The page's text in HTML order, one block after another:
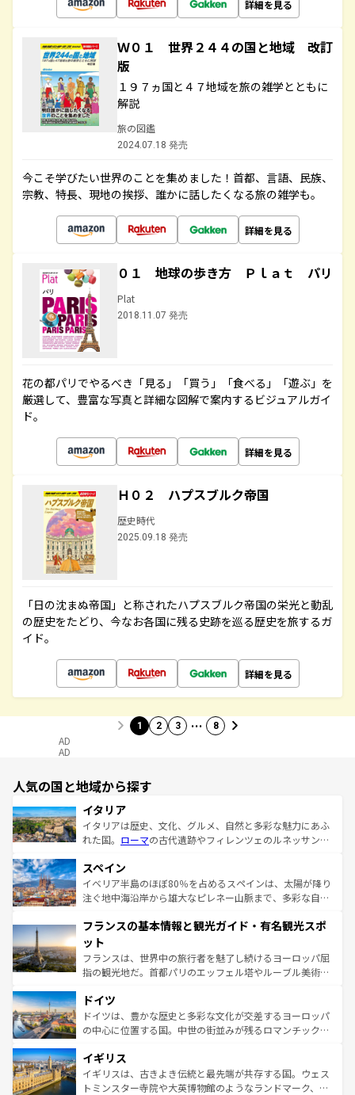
詳細を見る
Ｗ０１ 世界２４４の国と地域 改訂
版
１９７ヵ国と４７地域を旅の雑学とともに
解説
旅の図鑑
2024.07.18 発売
今こそ学びたい世界のことを集めました！首都、言語、民族、
宗教、特長、現地の挨拶、誰かに話したくなる旅の雑学も。
詳細を見る
０１ 地球の歩き方 Ｐｌａｔ パリ
Plat
2018.11.07 発売
花の都パリでやるべき「見る」「買う」「食べる」「遊ぶ」を
厳選して、豊富な写真と詳細な図解で案内するビジュアルガイ
ド。
詳細を見る
Ｈ０２ ハプスブルク帝国
歴史時代
2025.09.18 発売
「日の沈まぬ帝国」と称されたハプスブルク帝国の栄光と動乱
の歴史をたどり、今なお各国に残る史跡を巡る歴史を旅するガ
イド。
詳細を見る
1 2 3 … 8
AD
AD
人気の国と地域から探す
イタリア
イタリアは歴史、文化、グルメ、自然と多彩な魅力にあふ
れた国。 ローマの古代遺跡やフィレンツェのルネッサンス
ろん、トスカーナの美しい田園風景やアマルフィ海岸の絶
景など、自然景観も見逃せない。観光の合間には、本場の
ピザやパスタなど、絶品のイタリア料理を堪能することも
ませてくれるイタリアで、忘れられない旅をしてみよう！
なお、新着のイタリア情報は
しい。
スペイン
イベリア半島のほぼ80％を占めるスペインは、太陽が降り
注ぐ地中海沿岸から雄大なピレネー山脈まで、多彩な自然
文化が根付くこの国では、情熱的なフラメンコ、熱気あふ
れる闘牛、そして美味しいタパスが生活の一部となってい
る。首都マドリードの洗練された雰囲気や、バルセロナの
アートに溢れた街角から、地方では古代ローマ遺跡や中世
せる。地方によって風土や気候が異なるスペインはその個
性で訪れる人を魅了する。 なお、新着のスペイン情報は コ
ンテンツ一覧を参照してほしい。
フランスの基本情報と観光ガイド・有名観光スポ
ット
フランスは、世界中の旅行者を魅了し続けるヨーロッパ屈
指の観光地だ。首都パリのエッフェル塔やルーブル美術館
で、幅広い魅力が詰まっている。華麗な宮殿、歴史的な大
聖堂、美しいビーチ、そして豊かな自然が、訪れる者を心
から魅了する。また、フランスは美食の国としても知ら
いる。シャンパンの発祥地であるランス、プロヴァンスの
香り高いラベンダー畑など、多彩な楽しみ方が可能だ。さ
らに、パリ以外の地域にも魅力が溢れており、どの街角に
ドイツ
ドイツは、豊かな歴史と多彩な文化が交差するヨーロッパ
の中心に位置する国。中世の街並みが残るロマンチック街
顔を持つこの国は、どこを歩いても飽きることがない。ベ
ルリンの文化的活気、バイエルン州のアルプスの絶景、そ
してライン川沿いのワイン畑といった風景は必見。ビール
イギリス
イギリスは、古きよき伝統と最先端が共存する国。ウェス
トミンスター寺院や大英博物館のようなランドマーク、歴